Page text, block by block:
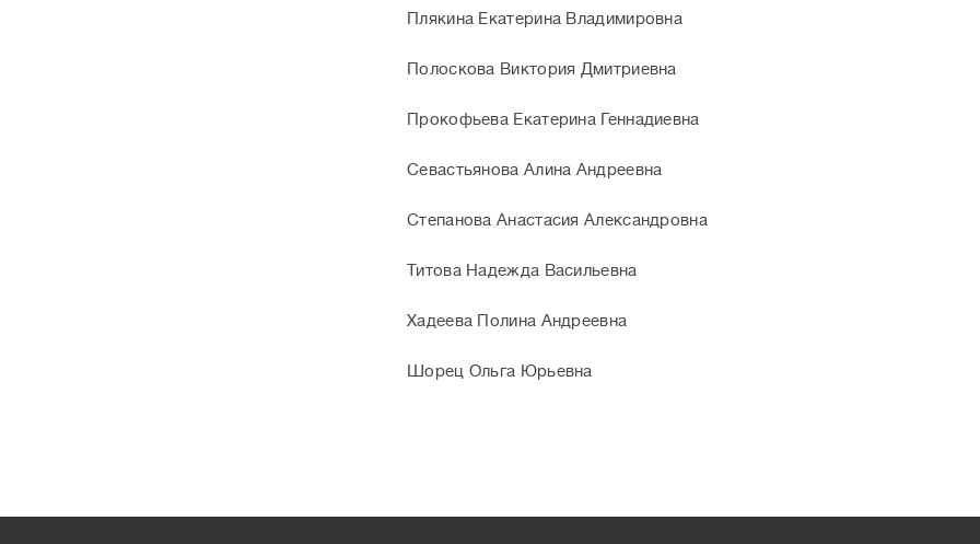
Плякина Екатерина Владимировна
Полоскова Виктория Дмитриевна
Прокофьева Екатерина Геннадиевна
Севастьянова Алина Андреевна
Степанова Анастасия Александровна
Титова Надежда Васильевна
Хадеева Полина Андреевна
Шорец Ольга Юрьевна